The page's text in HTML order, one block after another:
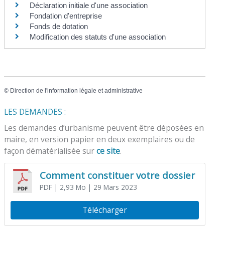
Déclaration initiale d'une association
Fondation d'entreprise
Fonds de dotation
Modification des statuts d'une association
© Direction de l'information légale et administrative
LES DEMANDES :
Les demandes d’urbanisme peuvent être déposées en
maire, en version papier en deux exemplaires ou de
façon dématérialisée surce site.
Comment constituer votre dossier
PDF| 2,93 Mo | 29 Mars 2023
Télécharger